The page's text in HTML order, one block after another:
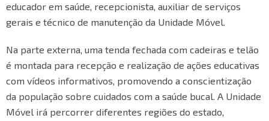
educador em saúde, recepcionista, auxiliar de serviços
gerais e técnico de manutenção da Unidade Móvel.
Na parte externa, uma tenda fechada com cadeiras e telão
é montada para recepção e realização de ações educativas
com vídeos informativos, promovendo a conscientização
da população sobre cuidados com a saúde bucal. A Unidade
Móvel irá percorrer diferentes regiões do estado,